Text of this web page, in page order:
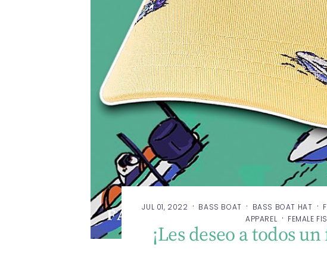
JUL 01, 2022 · BASS BOAT · BASS BOAT HAT ·
APPAREL · FEMALE
¡Les deseo a todos